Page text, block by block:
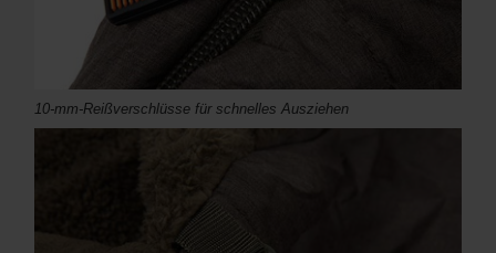
10-mm-Reißverschlüsse für schnelles Ausziehen